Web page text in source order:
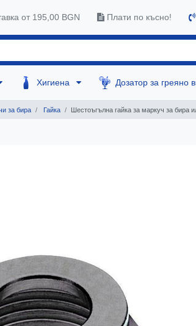
от 195,00 BGN Плати по късно!
Хигиена Дозатор за греяно
за бира Гайка Шестоъгълна гайка за маркуч за бира